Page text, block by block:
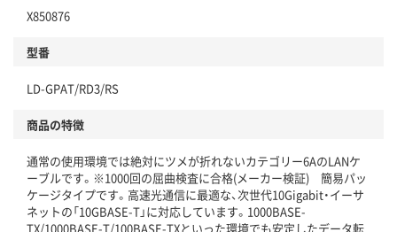
X850876
型番
LD-GPAT/RD3/RS
商品の特徴
通常の使用環境では絶対にツメが折れないカテゴリー6AのLANケ
ーブルです。※1000回の屈曲検査に合格(メーカー検証) 簡易パッ
ケージタイプです。高速光通信に最適な、次世代10Gigabit・イーサ
ネットの「10GBASE-T」に対応しています。1000BASE-
TX/1000BASE-T/100BASE-TXといった環境でも安定したデータ転